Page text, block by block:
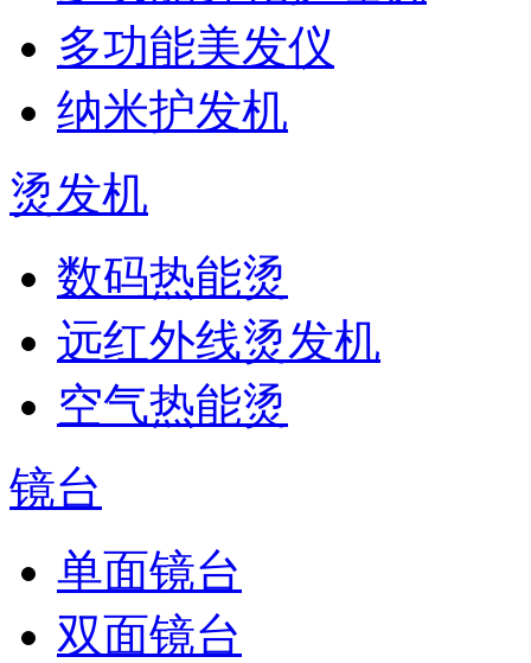
多功能美发仪
纳米护发机
烫发机
数码热能烫
远红外线烫发机
空气热能烫
镜台
单面镜台
双面镜台